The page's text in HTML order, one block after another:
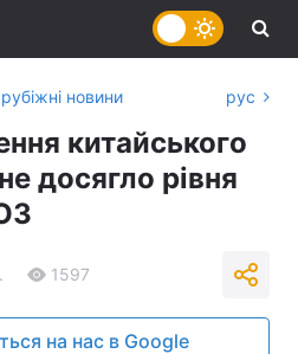
новини рус
китайського
досягло рівня
1597
на нас в Google